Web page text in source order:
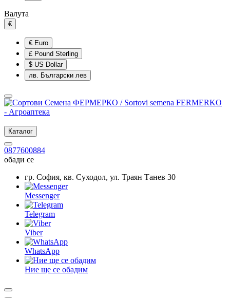
Валута
€
€ Euro
£ Pound Sterling
$ US Dollar
лв. Български лев
Каталог
0877600884
обади се
гр. София, кв. Суходол, ул. Траян Танев 30
Messenger
Telegram
Viber
WhatsApp
Ние ще се обадим